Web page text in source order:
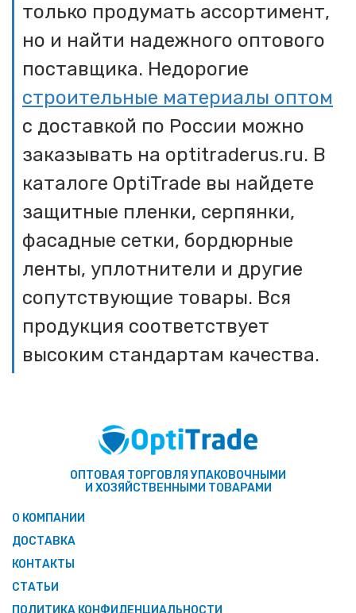
только продумать ассортимент,
но и найти надежного оптового
поставщика. Недорогие
строительные материалы оптом
с доставкой по России можно
заказывать на optitraderus.ru. В
каталоге OptiTrade вы найдете
защитные пленки, серпянки,
фасадные сетки, бордюрные
ленты, уплотнители и другие
сопутствующие товары. Вся
продукция соответствует
высоким стандартам качества.
ОПТОВАЯ ТОРГОВЛЯ УПАКОВОЧНЫМИ
И ХОЗЯЙСТВЕННЫМИ ТОВАРАМИ
О КОМПАНИИ
ДОСТАВКА
КОНТАКТЫ
СТАТЬИ
ПОЛИТИКА КОНФИДЕНЦИАЛЬНОСТИ